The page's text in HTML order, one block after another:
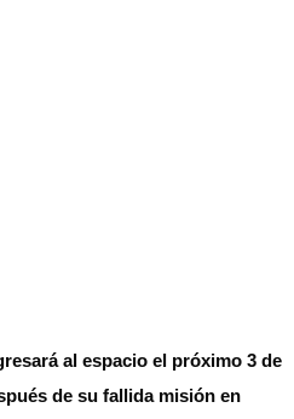
al espacio el próximo 3 de
de su fallida misión en